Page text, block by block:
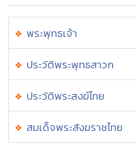
พระพุทธเจ้า
ประวัติพระพุทธสาวก
ประวัติพระสงฆ์ไทย
สมเด็จพระสังฆราชไทย